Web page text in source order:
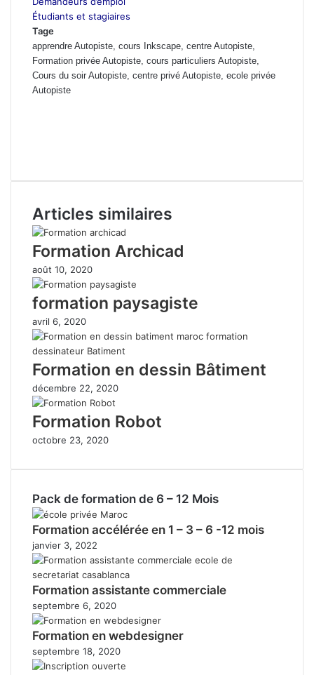
Étudiants et stagiaires
Tage
apprendre Autopiste, cours Inkscape, centre Autopiste,
Formation privée Autopiste, cours particuliers Autopiste,
Cours du soir Autopiste, centre privé Autopiste, ecole privée
Autopiste
Articles similaires
Formation Archicad
août 10, 2020
formation paysagiste
avril 6, 2020
Formation en dessin Bâtiment
décembre 22, 2020
Formation Robot
octobre 23, 2020
Pack de formation de 6 – 12 Mois
Formation accélérée en 1 – 3 – 6 -12 mois
janvier 3, 2022
Formation assistante commerciale
septembre 6, 2020
Formation en webdesigner
septembre 18, 2020